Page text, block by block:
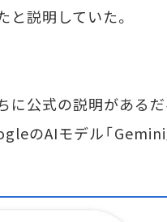
説明していた。
公式の説明があるだ
のAIモデル「